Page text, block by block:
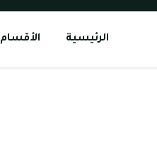
الرئيسية الأقسام